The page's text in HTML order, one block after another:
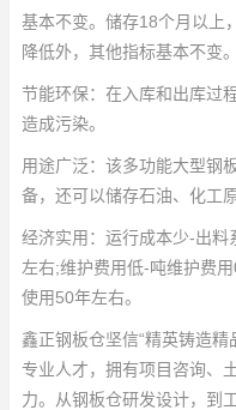
基本不变。储存18个月以上
降低外，其他指标基本不变。
节能环保：在入库和出库过
造成污染。
用途广泛：该多功能大型钢
备，还可以储存石油、化工
经济实用：运行成本少-出
左右;维护费用低-吨维护费
使用50年左右。
鑫正钢板仓坚信“精英铸造
专业人才，拥有项目咨询、
力。从钢板仓研发设计，到